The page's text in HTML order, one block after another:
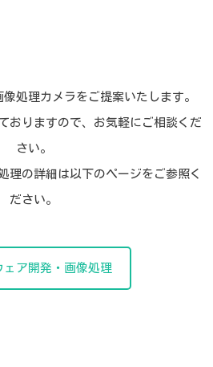
処理カメラをご提案いたします。
おりますので、お気軽にご相談くだ
さい。
理の詳細は以下のページをご参照く
ださい。
ェア開発・画像処理